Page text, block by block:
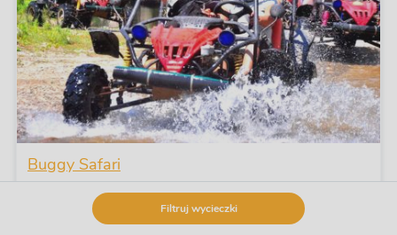
Filtruj wycieczki
Buggy Safari
codziennie
Półdniowe